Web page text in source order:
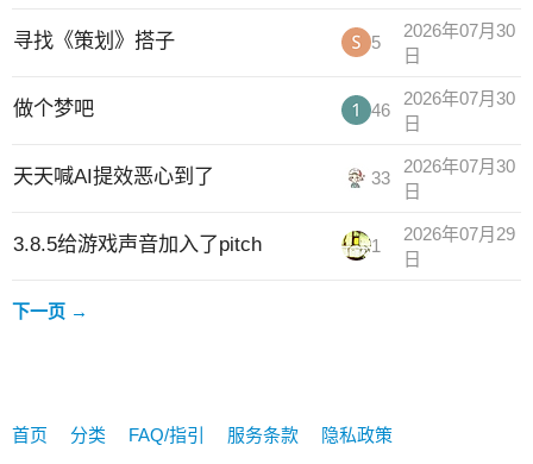
寻找《策划》搭子 5
2026年07月30
日
做个梦吧 46
2026年07月30
日
天天喊AI提效恶心到了 33
2026年07月30
日
3.8.5给游戏声音加入了pitch 1
2026年07月29
日
下一页 →
首页 分类 FAQ/指引 服务条款 隐私政策